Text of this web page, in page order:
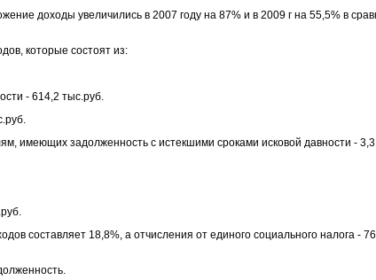
доходы увеличились в 2007 году на 87% и в 2009 г на 55,5% в
которые состоят из:
- 614,2 тыс.руб.
имеющих задолженность с истекшими сроками исковой давности -
составляет 18,8%, а отчисления от единого социального налога -